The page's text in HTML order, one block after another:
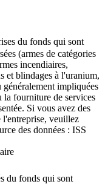
du fonds qui sont
(armes de catégories
incendiaires,
et blindages à l'uranium,
impliquées
fourniture de services
Si vous avez des
l'entreprise, veuillez
des données : ISS
du fonds qui sont